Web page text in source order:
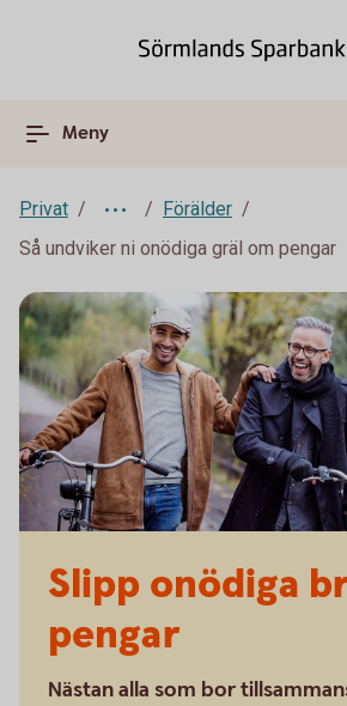
Meny
Privat
Förälder
Så undviker ni onödiga gräl om pengar
Slipp onödiga
pengar
Nästan alla som bor